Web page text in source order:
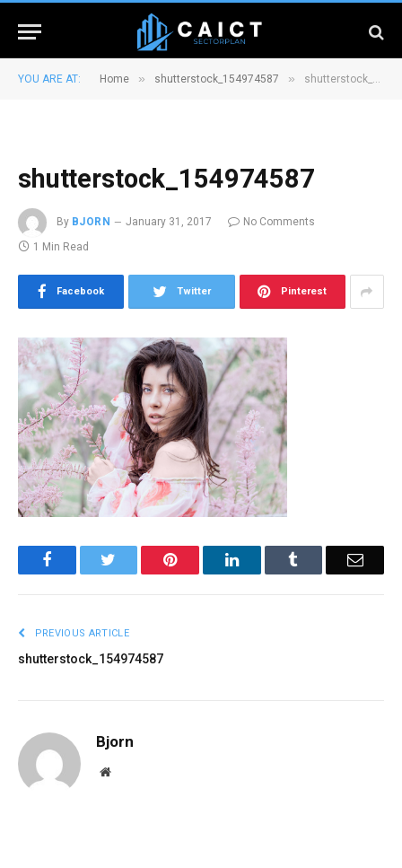
YOU ARE AT: Home » shutterstock_154974587 » shutterstock_154974587
shutterstock_154974587
By BJORN January 31, 2017
No Comments
1 Min Read
Facebook Twitter Pinterest
Facebook Pinterest LinkedIn Email
PREVIOUS ARTICLE
shutterstock_154974587
Bjorn
Website